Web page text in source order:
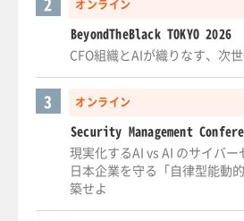
オンライン
BeyondTheBlack TOKYO 2026
CFO組織とAIが織りなす、次
オンライン
3
Security Management
現実化するAI vs AI のサイバ
日本企業を守る「自律型能動
築せよ